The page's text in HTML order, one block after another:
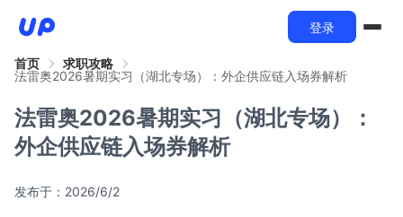
登录
首页
求职攻略
法雷奥2026暑期实习（湖北专场）：外企供应链入场券解析
法雷奥2026暑期实习（湖北专场）：
外企供应链入场券解析
发布于： 2026/6/2